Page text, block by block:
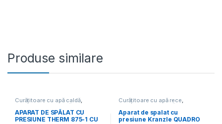
Produse similare
Curățitoare cu apă caldă,
Echipamente de curățat
APARAT DE SPĂLAT CU
PRESIUNE THERM 875-1 CU
Curățitoare cu apă rece,
Echipamente de curățat
Aparat de spalat cu
presiune Kranzle QUADRO